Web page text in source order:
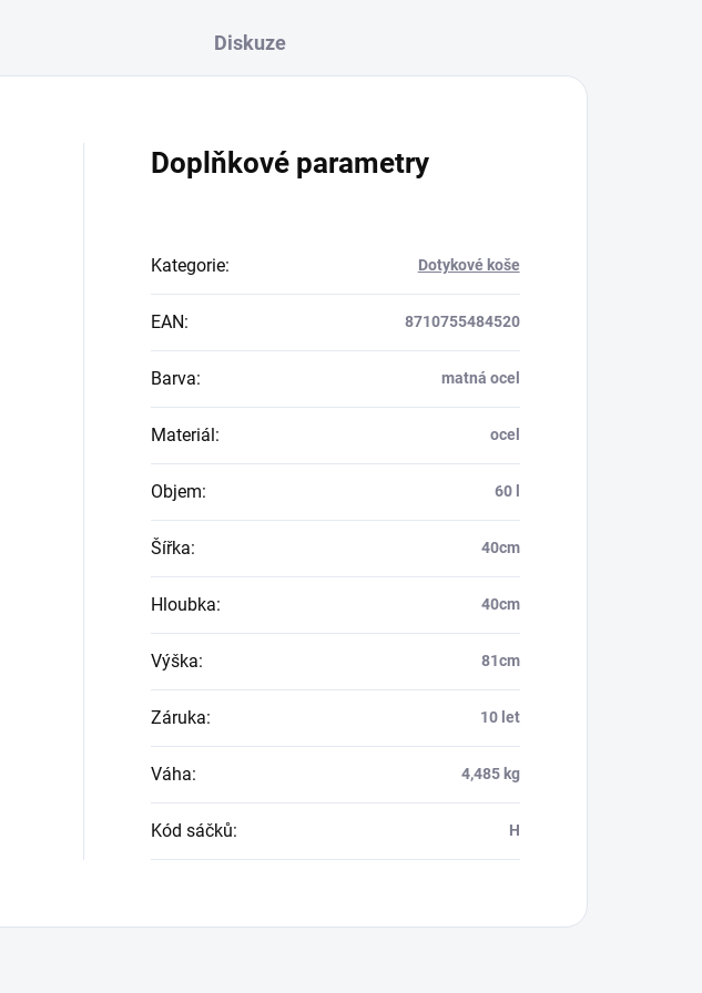
Diskuze
Doplňkové parametry
Kategorie: Dotykové koše
EAN: 8710755484520
Barva: matná ocel
Materiál : ocel
Objem: 60 l
Šířka: 40cm
Hloubka: 40cm
Výška: 81cm
Záruka: 10 let
Váha: 4,485 kg
Kód sáčků: H